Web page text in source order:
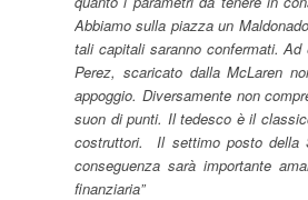
Abbiamo sulla piazza un
tali capitali saranno confermati.
Perez, scaricato dalla McLaren
appoggio. Diversamente non
suon di punti. Il tedesco è il
costruttori. Il settimo posto della
conseguenza sarà importante
finanziaria”